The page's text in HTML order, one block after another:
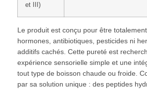
et III)
Le produit est conçu pour être
hormones, antibiotiques, pesticides ni
additifs cachés. Cette pureté est
expérience sensorielle simple et une
tout type de boisson chaude ou froide.
par sa solution unique : des peptides